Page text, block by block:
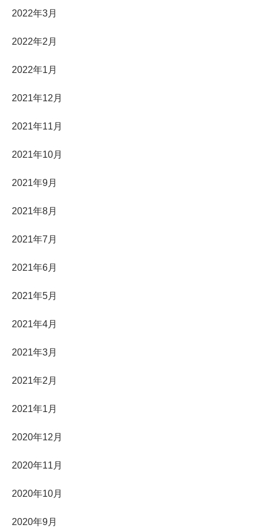
2022年3月
2022年2月
2022年1月
2021年12月
2021年11月
2021年10月
2021年9月
2021年8月
2021年7月
2021年6月
2021年5月
2021年4月
2021年3月
2021年2月
2021年1月
2020年12月
2020年11月
2020年10月
2020年9月